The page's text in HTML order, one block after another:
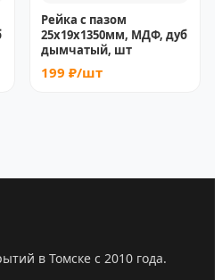
Рейка с пазом
25х19х1350мм, МДФ, дуб
дымчатый, шт
199 ₽/шт
в Томске с 2010 года.